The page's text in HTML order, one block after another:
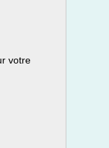
votre